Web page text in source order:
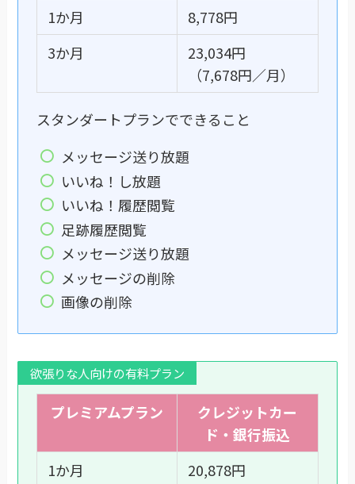
1か月
8,778円
3か月
23,034円
（7,678円／月）
スタンダートプランでできること
メッセージ送り放題
いいね！し放題
いいね！履歴閲覧
足跡履歴閲覧
メッセージ送り放題
メッセージの削除
画像の削除
欲張りな人向けの有料プラン
プレミアムプラン
クレジットカー
ド・銀行振込
1か月
20,878円